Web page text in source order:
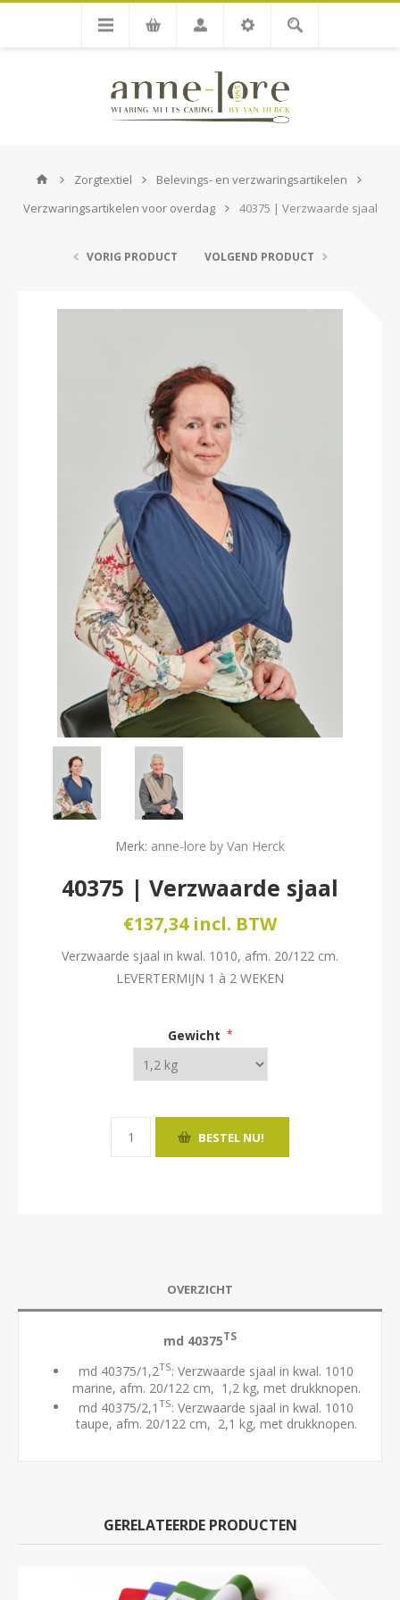
Zorgtextiel
Belevings- en verzwaringsartikelen
Verzwaringsartikelen voor overdag
40375 | Verzwaarde sjaal
VORIG PRODUCT VOLGEND PRODUCT
Merk: anne-lore by Van Herck
40375 | Verzwaarde sjaal
€137,34 incl. BTW
Verzwaarde sjaal in kwal. 1010, afm. 20/122 cm.
LEVERTERMIJN 1 à 2 WEKEN
Gewicht *
OVERZICHT
md 40375TS
md 40375/1,2TS: Verzwaarde sjaal in kwal. 1010
marine, afm. 20/122 cm, 1,2 kg, met drukknopen.
md 40375/2,1 TS: Verzwaarde sjaal in kwal. 1010
taupe, afm. 20/122 cm, 2,1 kg, met drukknopen.
GERELATEERDE PRODUCTEN